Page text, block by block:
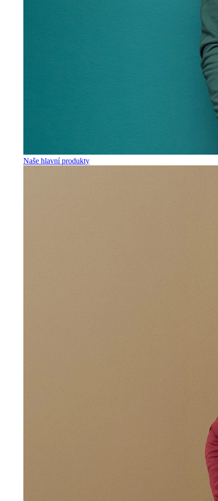
Naše hlavní produkty